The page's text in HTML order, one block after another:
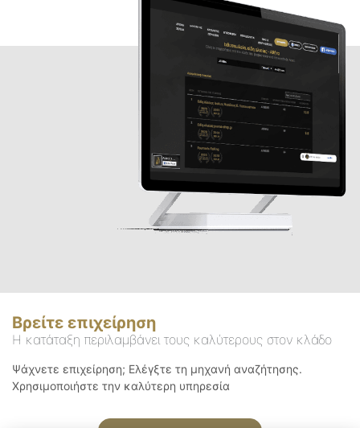
Βρείτε επιχείρηση
Η κατάταξη περιλαμβάνει τους καλύτερους στον κλάδο
Ψάχνετε επιχείρηση; Ελέγξτε τη μηχανή αναζήτησης.
Χρησιμοποιήστε την καλύτερη υπηρεσία